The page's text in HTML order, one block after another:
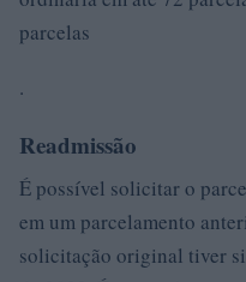
parcelas
.
Readmissão
É possível solicitar o
em um parcelamento
solicitação original tiver